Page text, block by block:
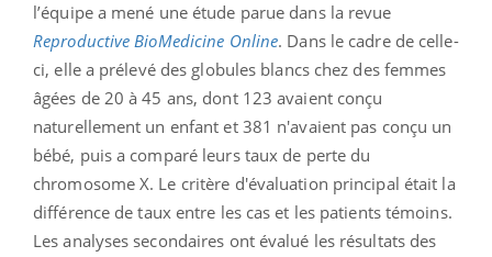
l’équipe a mené une étude parue dans la revue
Reproductive BioMedicine Online. Dans le cadre de celle-
ci, elle a prélevé des globules blancs chez des femmes
âgées de 20 à 45 ans, dont 123 avaient conçu
naturellement un enfant et 381 n'avaient pas conçu un
bébé, puis a comparé leurs taux de perte du
chromosome X. Le critère d'évaluation principal était la
différence de taux entre les cas et les patients témoins.
Les analyses secondaires ont évalué les résultats des